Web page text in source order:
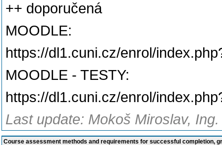
++ doporučená
MOODLE:
https://dl1.cuni.cz/enrol/
MOODLE - TESTY:
https://dl1.cuni.cz/enrol/
Last update: Mokoš Miroslav,
Course assessment methods and requirements for successful completion,